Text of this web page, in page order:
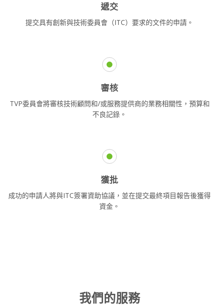
遞交
提交具有創新與技術委員會（ITC）要求的文件的申請。
審核
TVP委員會將審核技術顧問和/或服務提供商的業務相關性，預算和
不良記錄。
獲批
成功的申請人將與ITC簽署資助協議，並在提交最終項目報告後獲得
資金。
我們的服務